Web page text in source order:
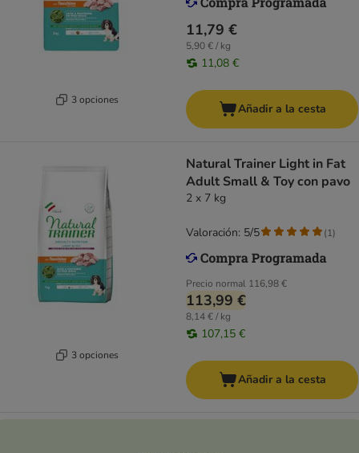
3 opciones
11,79 €
5,90 € / kg
11,08 €
Añadir a la cesta
3 opciones
Natural Trainer Light in Fat
Adult Small & Toy con pavo
2 x 7 kg
Precio normal 116,98 €
113,99 €
8,14 € / kg
107,15 €
Valoración: 5/5 (1)
Añadir a la cesta